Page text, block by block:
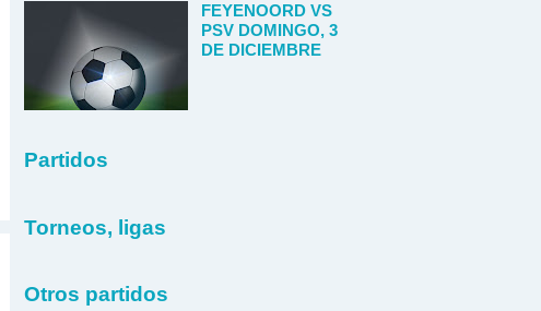
FEYENOORD VS
PSV DOMINGO, 3
DE DICIEMBRE
Partidos
Torneos, ligas
Otros partidos